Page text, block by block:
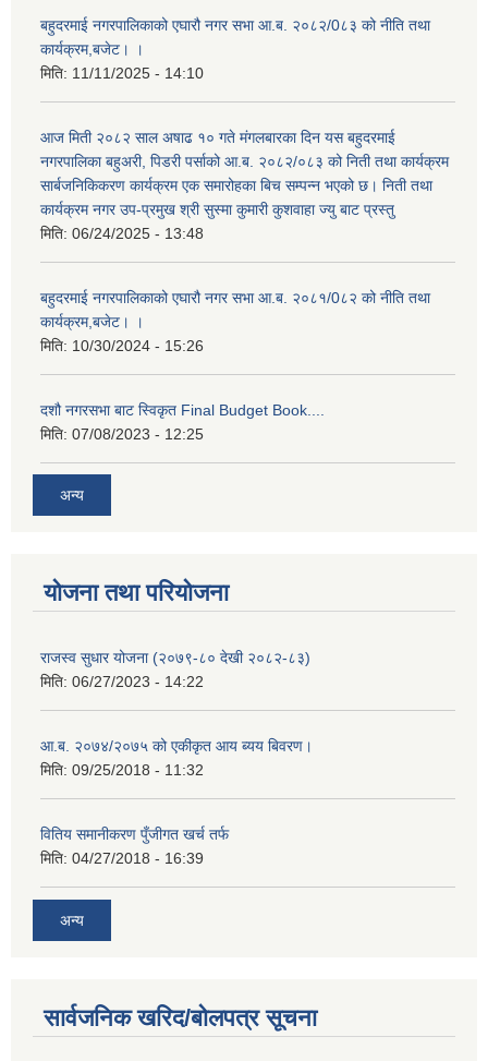
बहुदरमाई नगरपालिकाको एघारौ नगर सभा आ.ब. २०८२/0८३ को नीति तथा
कार्यक्रम,बजेट। ।
मिति: 11/11/2025 - 14:10
आज मिती २०८२ साल अषाढ १० गते मंगलबारका दिन यस बहुदरमाई
नगरपालिका बहुअरी, पिडरी पर्साको आ.ब. २०८२/०८३ को निती तथा कार्यक्रम
सार्बजनिकिकरण कार्यक्रम एक समारोहका बिच सम्पन्न भएको छ। निती तथा
कार्यक्रम नगर उप-प्रमुख श्री सुस्मा कुमारी कुशवाहा ज्यु बाट प्रस्तु
मिति: 06/24/2025 - 13:48
बहुदरमाई नगरपालिकाको एघारौ नगर सभा आ.ब. २०८१/0८२ को नीति तथा
कार्यक्रम,बजेट। ।
मिति: 10/30/2024 - 15:26
दशौ नगरसभा बाट स्विकृत Final Budget Book....
मिति: 07/08/2023 - 12:25
अन्य
योजना तथा परियोजना
राजस्व सुधार योजना (२०७९-८० देखी २०८२-८३)
मिति: 06/27/2023 - 14:22
आ.ब. २०७४/२०७५ को एकीकृत आय ब्यय बिवरण।
मिति: 09/25/2018 - 11:32
वितिय समानीकरण पुँजीगत खर्च तर्फ
मिति: 04/27/2018 - 16:39
अन्य
सार्वजनिक खरिद/बोलपत्र सूचना